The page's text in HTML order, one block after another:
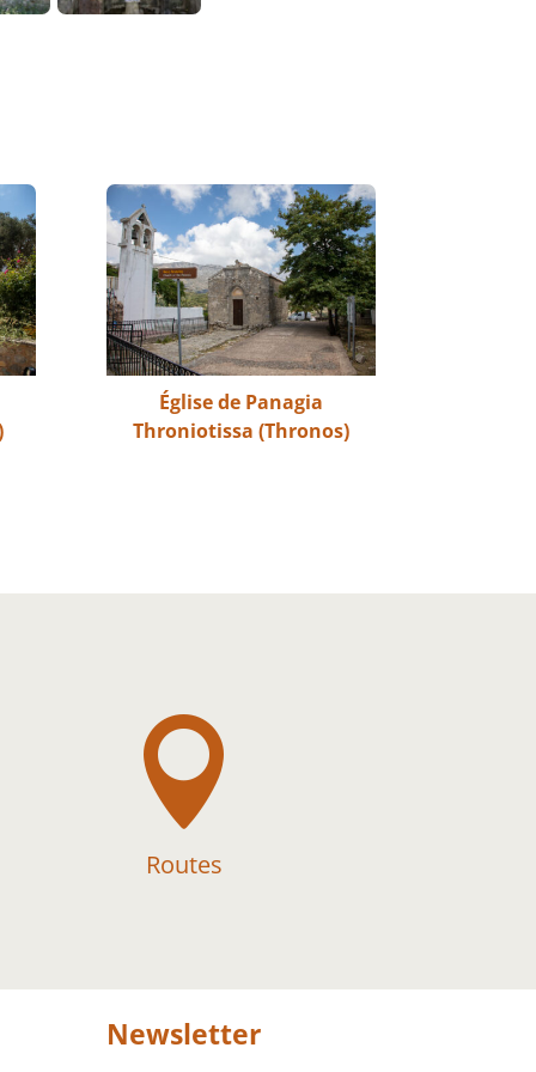
Église de Panagia
Throniotissa (Thronos)

Routes
Newsletter